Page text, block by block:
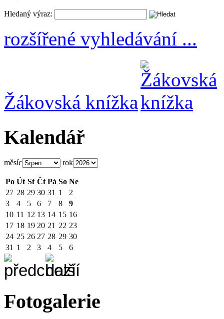
Hledaný výraz:
rozšířené vyhledávání ...
Žákovská knížka
Kalendář
měsíc rok
Po Út St Čt Pá So Ne
27 28 29 30 31 1
2
3
4 5 6 7 8
9
10 11 12 13 14 15 16
17 18 19 20 21 22 23
24 25 26 27 28 29 30
31 1 2 3 4 5 6
Fotogalerie